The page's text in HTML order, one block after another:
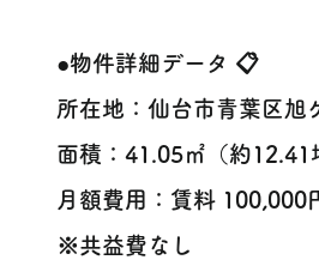
●物件詳細データ 📋
所在地：仙台市青葉区旭
面積：41.05㎡（約12.41
月額費用：賃料 100,000
※共益費なし